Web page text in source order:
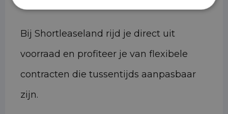
Bij Shortleaseland rijd je direct uit
voorraad en profiteer je van flexibele
contracten die tussentijds aanpasbaar
zijn.